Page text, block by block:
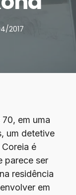
2017
em uma
um detetive
é
parece ser
residência
em